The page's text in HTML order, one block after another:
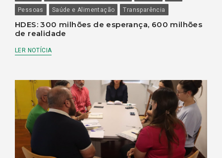
Pessoas
Saúde e Alimentação Transparência
HDES: 300 milhões de esperança, 600 milhões
de realidade
LER NOTÍCIA